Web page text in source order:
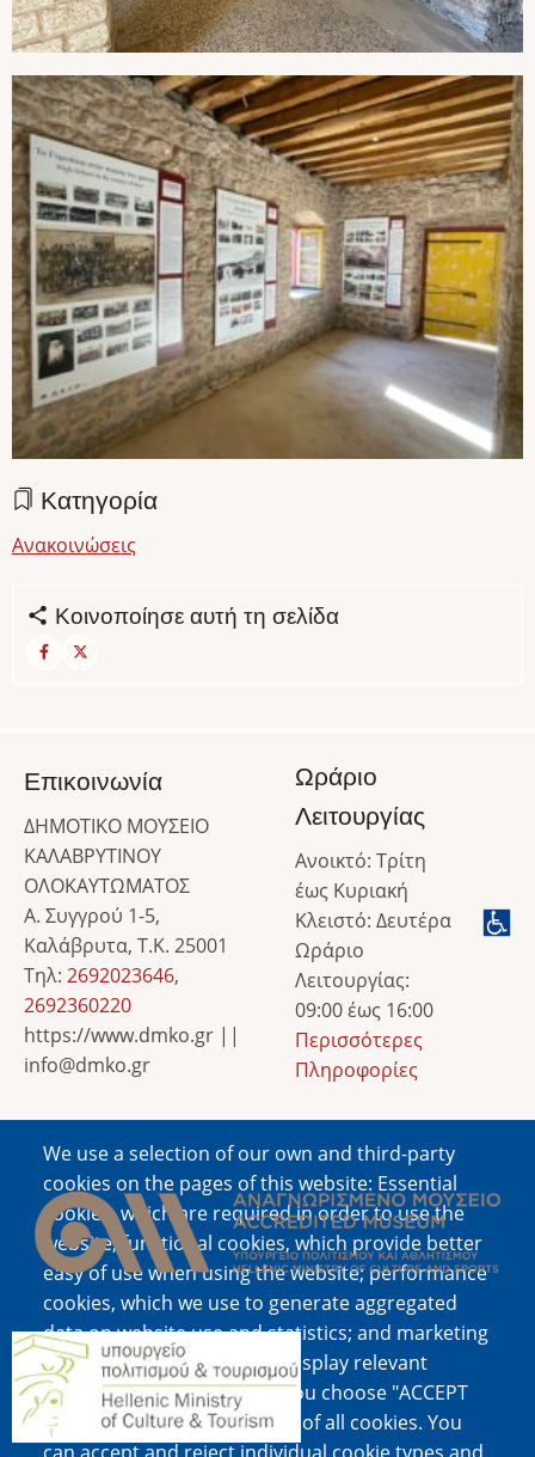
Κατηγορία
Ανακοινώσεις
Κοινοποίησε αυτή τη σελίδα
We use a selection of our own and third-party
cookies on the pages of this website: Essential
cookies, which are required in order to use the
website; functional cookies, which provide better
easy of use when using the website; performance
cookies, which we use to generate aggregated
data on website use and statistics; and marketing
cookies, which are used to display relevant
content and advertising. If you choose "ACCEPT
ALL", you consent to the use of all cookies. You
Επικοινωνία
ΔΗΜΟΤΙΚΟ ΜΟΥΣΕΙΟ
ΚΑΛΑΒΡΥΤΙΝΟΥ
ΟΛΟΚΑΥΤΩΜΑΤΟΣ
Α. Συγγρού 1-5,
Καλάβρυτα, Τ.Κ. 25001
Τηλ: 2692023646,
2692360220
https://www.dmko.gr ||
info@dmko.gr
Ωράριο
Λειτουργίας
Ανοικτό: Τρίτη
έως Κυριακή
Κλειστό: Δευτέρα
Ωράριο
Λειτουργίας:
09:00 έως 16:00
Περισσότερες
Πληροφορίες
Image
Image